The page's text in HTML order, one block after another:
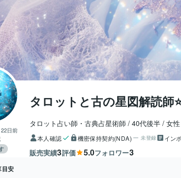
22日前
タロットと古の星図解読師
タロット占い師・古典占星術師 40代後半 女性
本人確認 機密保持契約(NDA) 未登録 イン
販売実績3評価 5.0フォロワー3
安